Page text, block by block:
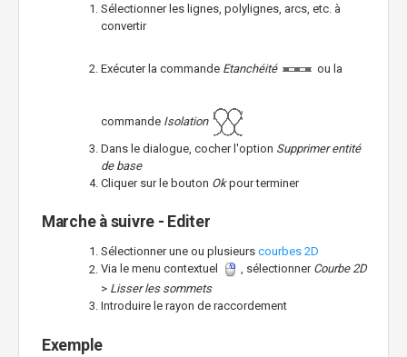
Sélectionner les lignes, polylignes, arcs, etc. à
convertir
Exécuter la commande Etanchéité ou la
commande Isolation
Dans le dialogue, cocher l'option Supprimer entité
de base
Cliquer sur le bouton Okpour terminer
Marche à suivre - Editer
Sélectionner une ou plusieurs courbes 2D
Via le menu contextuel
, sélectionner Courbe 2D
> Lisser les sommets
Introduire le rayon de raccordement
Exemple